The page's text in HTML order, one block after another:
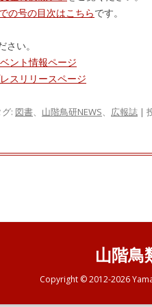
の号の目次はこちらです。
い。
ント情報ページ
スリリースページ
: 図書、 山階鳥研NEWS、 広報誌 |
山階鳥
Copyright © 2012-2026